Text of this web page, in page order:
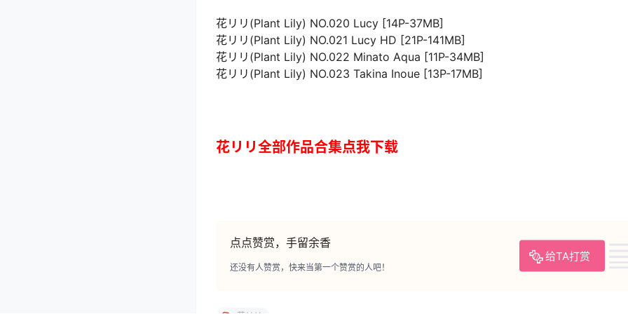
花リリ(Plant Lily) NO.020 Lucy [14P-37MB]
花リリ(Plant Lily) NO.021 Lucy HD [21P-141MB]
花リリ(Plant Lily) NO.022 Minato Aqua [11P-34MB]
花リリ(Plant Lily) NO.023 Takina Inoue [13P-17MB]
花リリ全部作品合集点我下载
点点赞赏，手留余香
给TA打赏
还没有人赞赏，快来当第一个赞赏的人吧！